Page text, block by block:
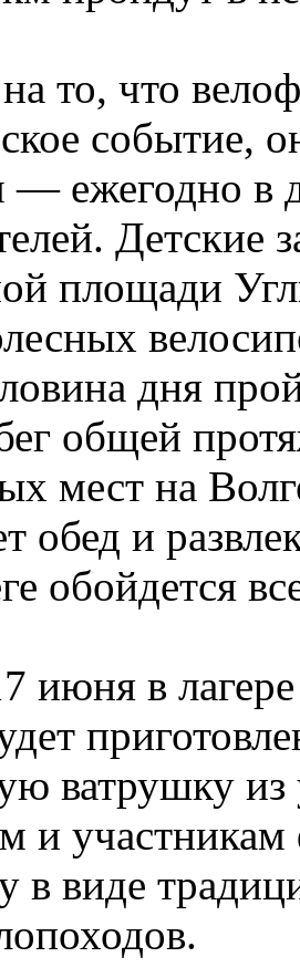
то, что
событие,
— ежегодно в
Детские
площади
дня
общей
мест на
обед и
обойдется
июня в
ватрушку
и участникам
в виде